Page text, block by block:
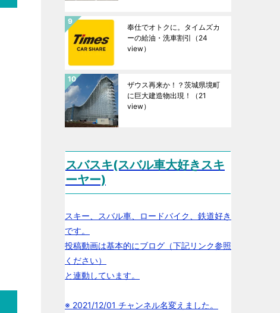
奉仕でオトクに。タイムズカ
ーの給油・洗車割引 （24
view）
ザウス再来か！？茨城県境町
に巨大建造物出現！
（21
view）
スバスキ(スバル車大好きスキ
ーヤー)
スキー、スバル車、ロードバイク、鉄道好き
です。
投稿動画は基本的にブログ（下記リンク参照
ください）
と連動しています。
※ 2021/12/01 チャンネル名変えました。